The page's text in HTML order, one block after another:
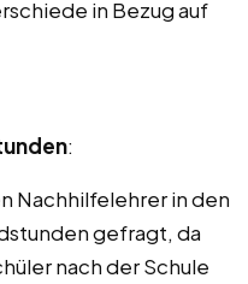
in Bezug auf
:
Nachhilfelehrer in den
gefragt, da
nach der Schule